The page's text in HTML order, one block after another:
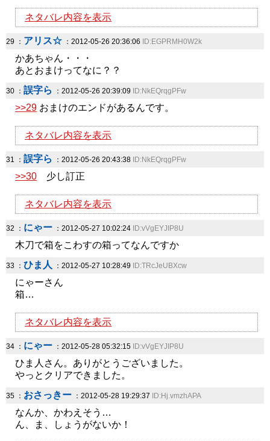
ネタバレ内容を表示
29 ： アリス☆ ：2012-05-26 20:36:06 ID:EGPRMH0W2k
かあちゃん・・・
あとおまけってなに？？
30 ： 誤字ら ：2012-05-26 20:39:09 ID:NkEQrqgPFw
>>29 おまけのエンドがあるんです。
ネタバレ内容を表示
31 ： 誤字ら ：2012-05-26 20:43:38 ID:NkEQrqgPFw
>>30 少し訂正
ネタバレ内容を表示
32 ： にゃー ：2012-05-27 10:02:24 ID:vVgEYJIP8U
木刀で箱をこわすの箱ってなんですか
33 ： ひま人 ：2012-05-27 10:28:49 ID:TRcJeUBXcw
にゃーさん
箱…
ネタバレ内容を表示
34 ： にゃー ：2012-05-28 05:32:15 ID:vVgEYJIP8U
ひま人さん。ありがとうございました。
やっとクリアできました。
35 ： おさっきー ：2012-05-28 19:29:37 ID:Hj.vmzhAPA
なんか、かわえそう…
ん、ま、しょうがないか！